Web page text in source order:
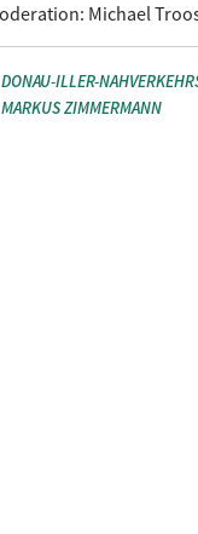
Michael
DONAU-ILLER-
MARKUS ZIMMERMANN